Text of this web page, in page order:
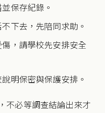
保存紀錄。
下去，先陪同求助。
，請學校先安排安全
明保密與保護安排。
不必等調查結論出來才